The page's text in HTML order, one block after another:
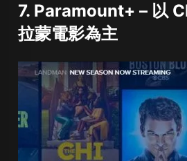
7. Paramount+ – 以
拉蒙電影為主